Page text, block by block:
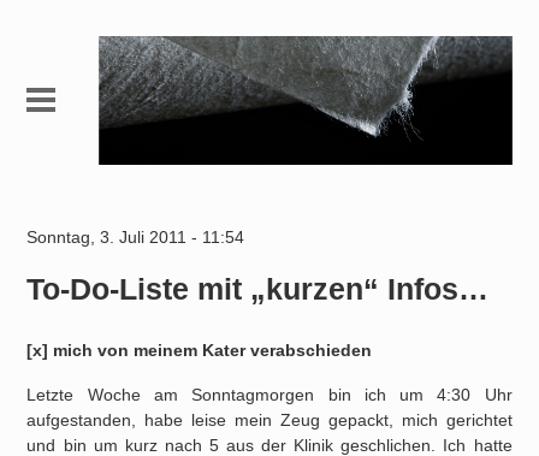
Sonntag, 3. Juli 2011 - 11:54
To-Do-Liste mit „kurzen“ Infos…
[x] mich von meinem Kater verabschieden
Letzte Woche am Sonntagmorgen bin ich um 4:30 Uhr
aufgestanden, habe leise mein Zeug gepackt, mich gerichtet
und bin um kurz nach 5 aus der Klinik geschlichen. Ich hatte